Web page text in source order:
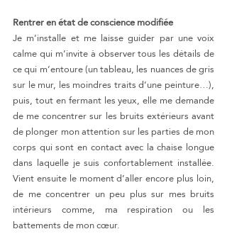
Rentrer en état de conscience modifiée
Je m’installe et me laisse guider par une voix
calme qui m’invite à observer tous les détails de
ce qui m’entoure (un tableau, les nuances de gris
sur le mur, les moindres traits d’une peinture…),
puis, tout en fermant les yeux, elle me demande
de me concentrer sur les bruits extérieurs avant
de plonger mon attention sur les parties de mon
corps qui sont en contact avec la chaise longue
dans laquelle je suis confortablement installée.
Vient ensuite le moment d’aller encore plus loin,
de me concentrer un peu plus sur mes bruits
intérieurs comme, ma respiration ou les
battements de mon cœur.